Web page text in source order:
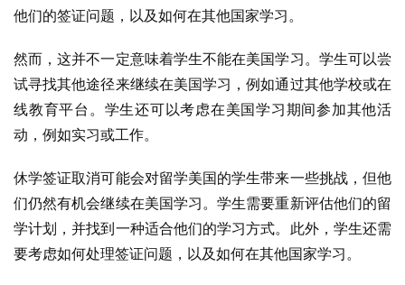
他们的签证问题，以及如何在其他国家学习。
然而，这并不一定意味着学生不能在美国学习。学生可以尝
试寻找其他途径来继续在美国学习，例如通过其他学校或在
线教育平台。学生还可以考虑在美国学习期间参加其他活
动，例如实习或工作。
休学签证取消可能会对留学美国的学生带来一些挑战，但他
们仍然有机会继续在美国学习。学生需要重新评估他们的留
学计划，并找到一种适合他们的学习方式。此外，学生还需
要考虑如何处理签证问题，以及如何在其他国家学习。